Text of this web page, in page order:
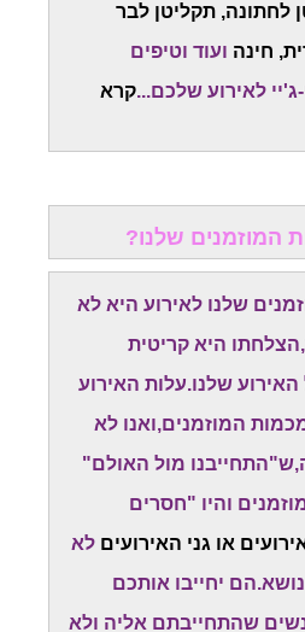
לחתונה, תקליטן לבר
חינה ועוד וטיפים
לאירוע שלכם...קרא
המוזמנים שלנו?
שלנו לאירוע היא לא
היא קריטית
שלנו.עלות האירוע
המוזמנים,ואנו לא
מול האולם"
והיו "חסרים
או גני האירועים לא
יחייבו אותכם
שהתחייבתם אליה ולא